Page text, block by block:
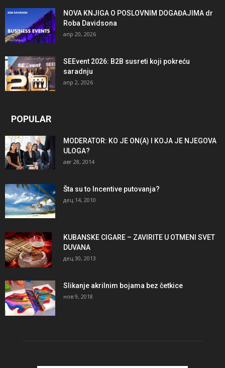
NOVA KNJIGA O POSLOVNIM DOGAĐAJIMA dr
Roba Davidsona
апр 20, 2026
SEEvent 2026: B2B susreti koji pokreću
saradnju
апр 2, 2026
POPULAR
MODERATOR: KO JE ON(A) I KOJA JE NJEGOVA
ULOGA?
авг 28, 2014
Šta su to Incentive putovanja?
дец 14, 2010
KUBANSKE CIGARE – ZAVIRITE U OTMENI SVET
DUVANA
дец 30, 2013
Slikanje akrilnim bojama bez četkice
нов 9, 2018